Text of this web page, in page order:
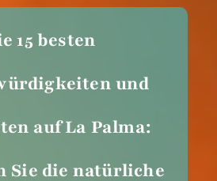
15 besten
und
auf La Palma:
Sie die natürliche